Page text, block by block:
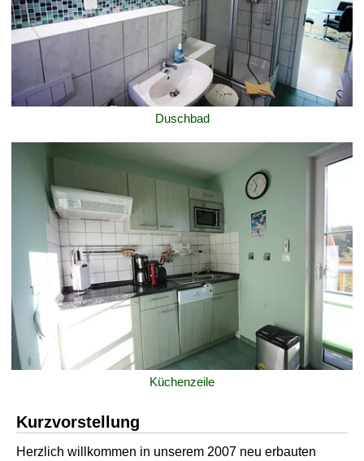
Duschbad
Küchenzeile
Kurzvorstellung
Herzlich willkommen in unserem 2007 neu erbauten